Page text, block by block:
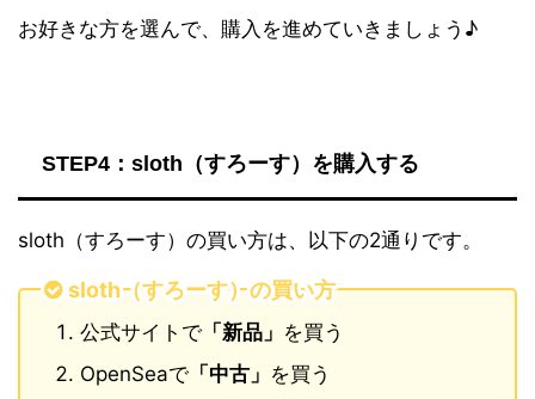
お好きな方を選んで、購入を進めていきましょう♪
STEP4：sloth（すろーす）を購入する
sloth（すろーす）の買い方は、以下の2通りです。
sloth（すろーす）の買い方
公式サイトで「新品」 を買う
OpenSeaで「中古」 を買う